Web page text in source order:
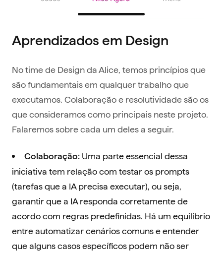
Aprendizados em Design
No time de Design da Alice, temos princípios que
são fundamentais em qualquer trabalho que
executamos. Colaboração e resolutividade são os
que consideramos como principais neste projeto.
Falaremos sobre cada um deles a seguir.
Colaboração: Uma parte essencial dessa
iniciativa tem relação com testar os prompts
(tarefas que a IA precisa executar), ou seja,
garantir que a IA responda corretamente de
acordo com regras predefinidas. Há um equilíbrio
entre automatizar cenários comuns e entender
que alguns casos específicos podem não ser